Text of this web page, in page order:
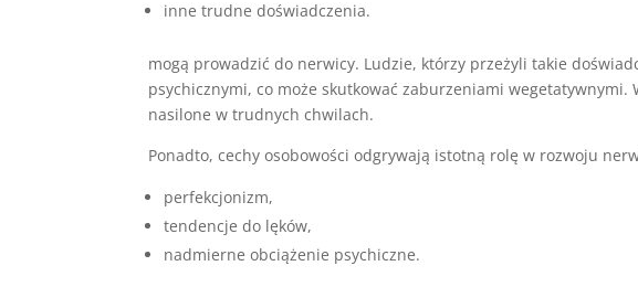
inne trudne doświadczenia.
mogą prowadzić do nerwicy. Ludzie, którzy przeżyli takie
psychicznymi, co może skutkować zaburzeniami wegetatywnymi.
nasilone w trudnych chwilach.
Ponadto, cechy osobowości odgrywają istotną rolę w rozwoju
perfekcjonizm,
tendencje do lęków,
nadmierne obciążenie psychiczne.